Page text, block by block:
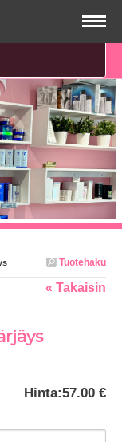
Tuotehaku
« Takaisin
Hinta:57.00 €